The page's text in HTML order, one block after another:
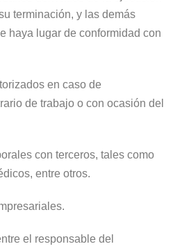
terminación, y las demás
haya lugar de conformidad con
en caso de
de trabajo o con ocasión del
con terceros, tales como
entre otros.
el responsable del